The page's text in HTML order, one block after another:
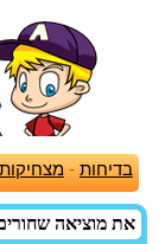
בדיחות -מצחיקות
את מוציאה